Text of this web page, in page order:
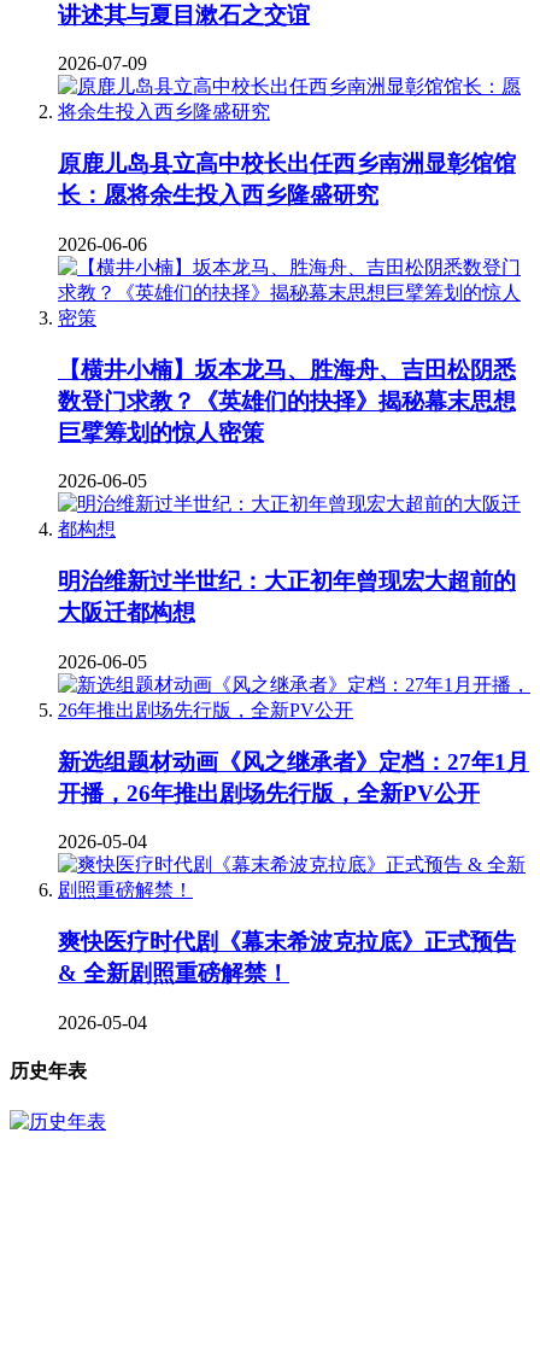
讲述其与夏目漱石之交谊
2026-07-09
原鹿儿岛县立高中校长出任西乡南洲显彰馆馆
长：愿将余生投入西乡隆盛研究
2026-06-06
【横井小楠】坂本龙马、胜海舟、吉田松阴悉
数登门求教？《英雄们的抉择》揭秘幕末思想
巨擘筹划的惊人密策
2026-06-05
明治维新过半世纪：大正初年曾现宏大超前的
大阪迁都构想
2026-06-05
新选组题材动画《风之继承者》定档：27年1月
开播，26年推出剧场先行版，全新PV公开
2026-05-04
爽快医疗时代剧《幕末希波克拉底》正式预告
& 全新剧照重磅解禁！
2026-05-04
历史年表